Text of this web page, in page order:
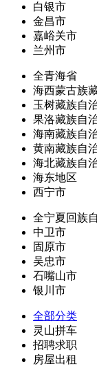
白银市
金昌市
嘉峪关市
兰州市
全青海省
海西蒙古族
玉树藏族自
果洛藏族自
海南藏族自
黄南藏族自
海北藏族自
海东地区
西宁市
全宁夏回族
中卫市
固原市
吴忠市
石嘴山市
银川市
全部分类
灵山拼车
招聘求职
房屋出租